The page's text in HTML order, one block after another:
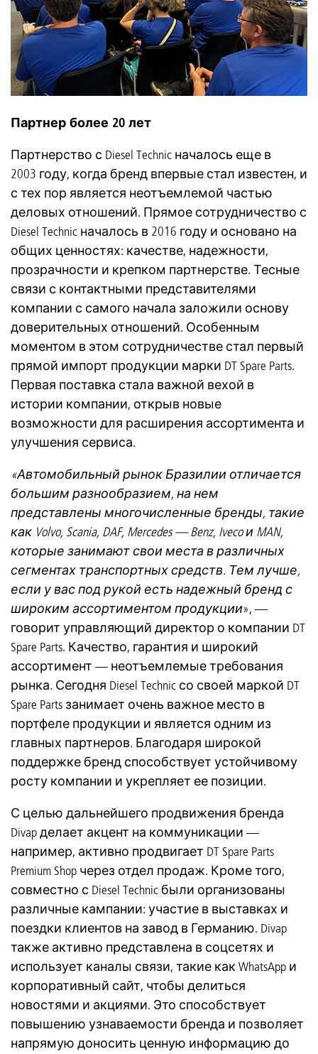
Партнер более 20 лет
Партнерство с Diesel Technic началось еще в
2003 году, когда бренд впервые стал известен, и
с тех пор является неотъемлемой частью
деловых отношений. Прямое сотрудничество с
Diesel Technic началось в 2016 году и основано на
общих ценностях: качестве, надежности,
прозрачности и крепком партнерстве. Тесные
связи с контактными представителями
компании с самого начала заложили основу
доверительных отношений. Особенным
моментом в этом сотрудничестве стал первый
прямой импорт продукции марки DT Spare Parts.
Первая поставка стала важной вехой в
истории компании, открыв новые
возможности для расширения ассортимента и
улучшения сервиса.
«Автомобильный рынок Бразилии отличается
большим разнообразием, на нем
представлены многочисленные бренды, такие
как Volvo, Scania, DAF, Mercedes — Benz, Iveco и MAN,
которые занимают свои места в различных
сегментах транспортных средств. Тем лучше,
если у вас под рукой есть надежный бренд с
широким ассортиментом продукции», —
говорит управляющий директор о компании DT
Spare Parts. Качество, гарантия и широкий
ассортимент — неотъемлемые требования
рынка. Сегодня Diesel Technic со своей маркой DT
Spare Parts занимает очень важное место в
портфеле продукции и является одним из
главных партнеров. Благодаря широкой
поддержке бренд способствует устойчивому
росту компании и укрепляет ее позиции.
С целью дальнейшего продвижения бренда
Divap делает акцент на коммуникации —
например, активно продвигает DT Spare Parts
Premium Shop через отдел продаж. Кроме того,
совместно с Diesel Technic были организованы
различные кампании: участие в выставках и
поездки клиентов на завод в Германию. Divap
также активно представлена в соцсетях и
использует каналы связи, такие как WhatsApp и
корпоративный сайт, чтобы делиться
новостями и акциями. Это способствует
повышению узнаваемости бренда и позволяет
напрямую доносить ценную информацию до